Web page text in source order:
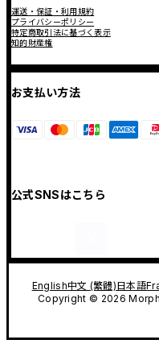
運送・保証・利用規約
プライバシーポリシー
特定商取引法に基づく表示
知的財産権
お支払い方法
公式SNSはこちら
English中文 (繁體)日本語
Copyright © 2026